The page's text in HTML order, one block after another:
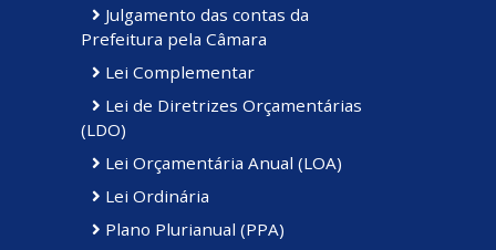
Julgamento das contas da
Prefeitura pela Câmara
Lei Complementar
Lei de Diretrizes Orçamentárias
(LDO)
Lei Orçamentária Anual (LOA)
Lei Ordinária
Plano Plurianual (PPA)